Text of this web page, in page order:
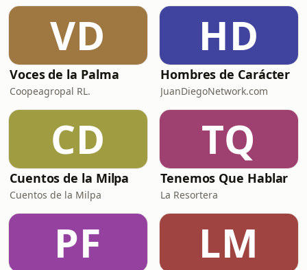
VD
Voces de la Palma
Coopeagropal RL.
HD
Hombres de Carácter
JuanDiegoNetwork.com
CD
Cuentos de la Milpa
Cuentos de la Milpa
TQ
Tenemos Que Hablar
La Resortera
PF LM